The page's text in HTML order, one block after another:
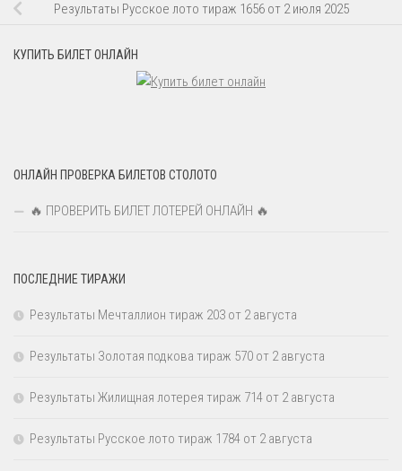
Результаты Русское лото тираж 1656 от 2 июля 2025
КУПИТЬ БИЛЕТ ОНЛАЙН
ОНЛАЙН ПРОВЕРКА БИЛЕТОВ СТОЛОТО
🔥 ПРОВЕРИТЬ БИЛЕТ ЛОТЕРЕЙ ОНЛАЙН 🔥
ПОСЛЕДНИЕ ТИРАЖИ
Результаты Мечталлион тираж 203 от 2 августа
Результаты Золотая подкова тираж 570 от 2 августа
Результаты Жилищная лотерея тираж 714 от 2 августа
Результаты Русское лото тираж 1784 от 2 августа